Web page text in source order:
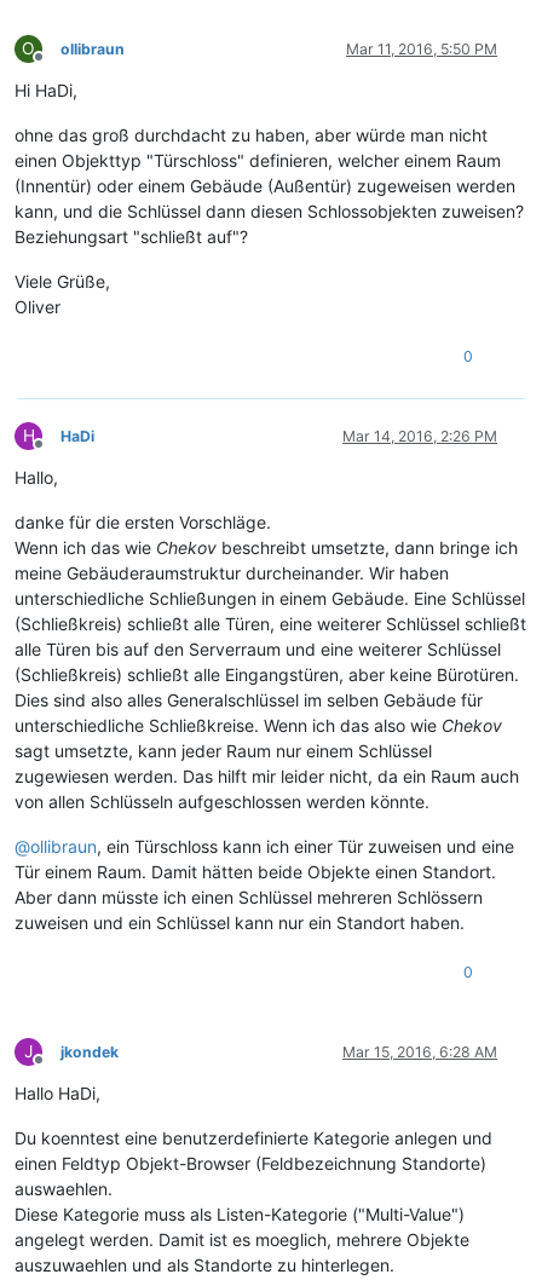
O
Offline
ollibraun Mar 11, 2016, 5:50 PM
Hi HaDi,
ohne das groß durchdacht zu haben, aber würde man nicht
einen Objekttyp "Türschloss" definieren, welcher einem Raum
(Innentür) oder einem Gebäude (Außentür) zugeweisen werden
kann, und die Schlüssel dann diesen Schlossobjekten zuweisen?
Beziehungsart "schließt auf"?
Viele Grüße,
Oliver
0
H
Offline
HaDi Mar 14, 2016, 2:26 PM
Hallo,
danke für die ersten Vorschläge.
Wenn ich das wie Chekov beschreibt umsetzte, dann bringe ich
meine Gebäuderaumstruktur durcheinander. Wir haben
unterschiedliche Schließungen in einem Gebäude. Eine Schlüssel
(Schließkreis) schließt alle Türen, eine weiterer Schlüssel schließt
alle Türen bis auf den Serverraum und eine weiterer Schlüssel
(Schließkreis) schließt alle Eingangstüren, aber keine Bürotüren.
Dies sind also alles Generalschlüssel im selben Gebäude für
unterschiedliche Schließkreise. Wenn ich das also wie Chekov
sagt umsetzte, kann jeder Raum nur einem Schlüssel
zugewiesen werden. Das hilft mir leider nicht, da ein Raum auch
von allen Schlüsseln aufgeschlossen werden könnte.
@ollibraun, ein Türschloss kann ich einer Tür zuweisen und eine
Tür einem Raum. Damit hätten beide Objekte einen Standort.
Aber dann müsste ich einen Schlüssel mehreren Schlössern
zuweisen und ein Schlüssel kann nur ein Standort haben.
0
J
Offline
jkondek Mar 15, 2016, 6:28 AM
Hallo HaDi,
Du koenntest eine benutzerdefinierte Kategorie anlegen und
einen Feldtyp Objekt-Browser (Feldbezeichnung Standorte)
auswaehlen.
Diese Kategorie muss als Listen-Kategorie ("Multi-Value")
angelegt werden. Damit ist es moeglich, mehrere Objekte
auszuwaehlen und als Standorte zu hinterlegen.